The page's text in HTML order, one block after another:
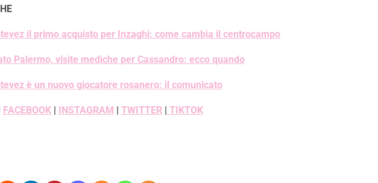
il primo acquisto per Inzaghi: come cambia il centrocampo
Palermo, visite mediche per Cassandro: ecco quando
è un nuovo giocatore rosanero: il comunicato
FACEBOOK| INSTAGRAM TWITTER| TIKTOK